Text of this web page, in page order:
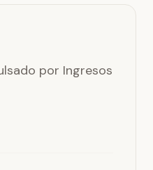
por Ingresos